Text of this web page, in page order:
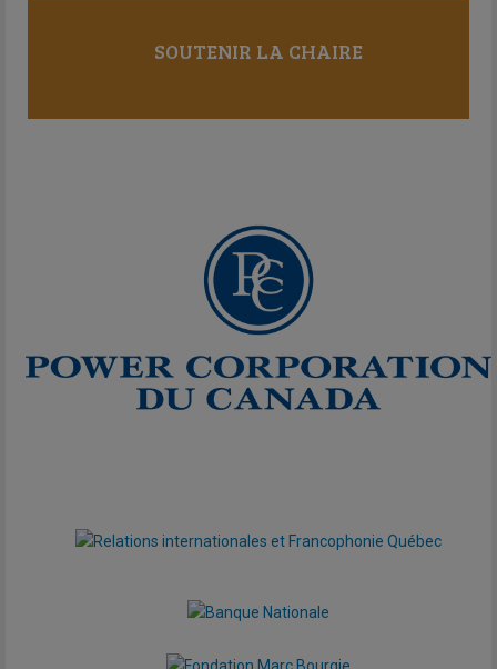
SOUTENIR LA CHAIRE